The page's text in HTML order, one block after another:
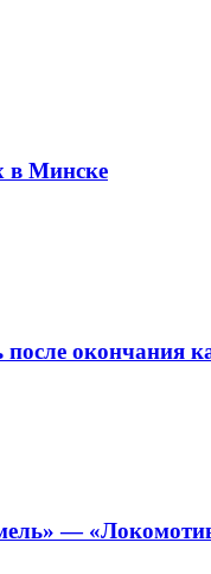
в Минске
после окончания
—